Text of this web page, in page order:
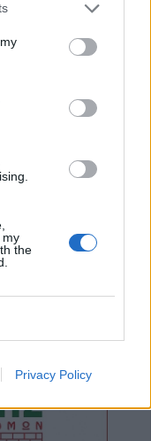
my
the
Privacy Policy
σε
Κινδύνου
υψηλές